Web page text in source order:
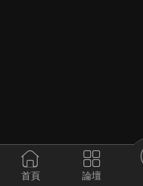
首頁 論壇